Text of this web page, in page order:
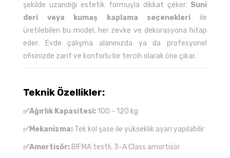
şekilde uzandığı estetik formuyla dikkat çeker. Suni
deri veya kumaş kaplama seçenekleri ile
üretilebilen bu model, her zevke ve dekorasyona hitap
eder. Evde çalışma alanınızda ya da profesyonel
ofisinizde zarif ve konforlu bir tercih olarak öne çıkar.
Teknik Özellikler:
✅Ağırlık Kapasitesi: 100 - 120 kg
✅Mekanizma: Tek kol şase ile yükseklik ayarı yapılabilir
✅Amortisör: BIFMA testli, 3-A Class amortisör